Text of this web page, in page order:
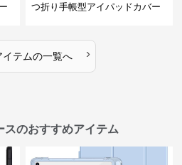
つ折り手帳型アイパッドカバー
イテムの一覧へ ›
のおすすめアイテム